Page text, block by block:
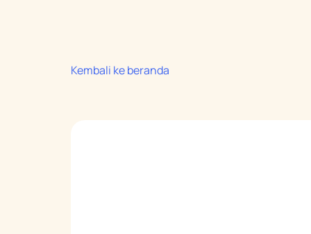
Kembali ke beranda